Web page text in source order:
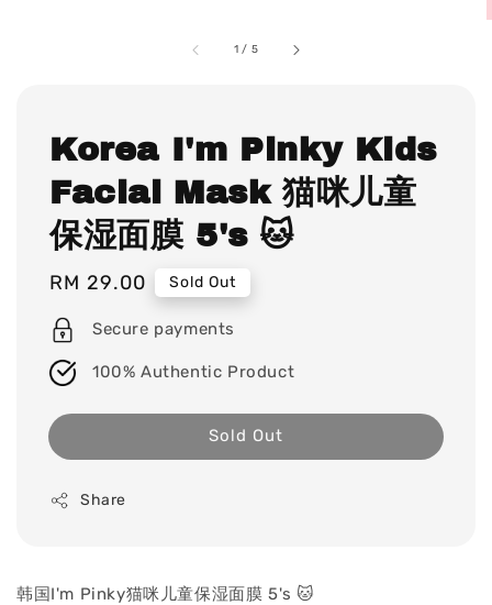
1 / 5
Korea I'm Pinky Kids
Facial Mask 猫咪儿童
保湿面膜 5's 🐱
Regular
price
RM 29.00 Sold Out
Secure payments
100% Authentic Product
Sold Out
Share
韩国I'm Pinky猫咪儿童保湿面膜 5's 🐱